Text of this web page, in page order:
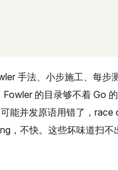
手法、小步施工、每步
的目录够不着 Go
能并发原语用错了，
，不快。这些坏味道扫不